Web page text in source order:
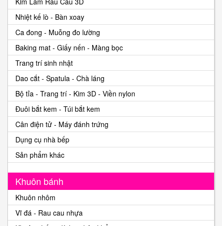
Nhiệt kế lò - Bàn xoay
Ca đong - Muỗng đo lường
Baking mat - Giấy nến - Màng bọc
Trang trí sinh nhật
Dao cắt - Spatula - Chà láng
Bộ tỉa - Trang trí - Kim 3D - Viền nylon
Đuôi bắt kem - Túi bắt kem
Cân điện tử - Máy đánh trứng
Dụng cụ nhà bếp
Sản phẩm khác
Khuôn bánh
Khuôn nhôm
Vĩ đá - Rau cau nhựa